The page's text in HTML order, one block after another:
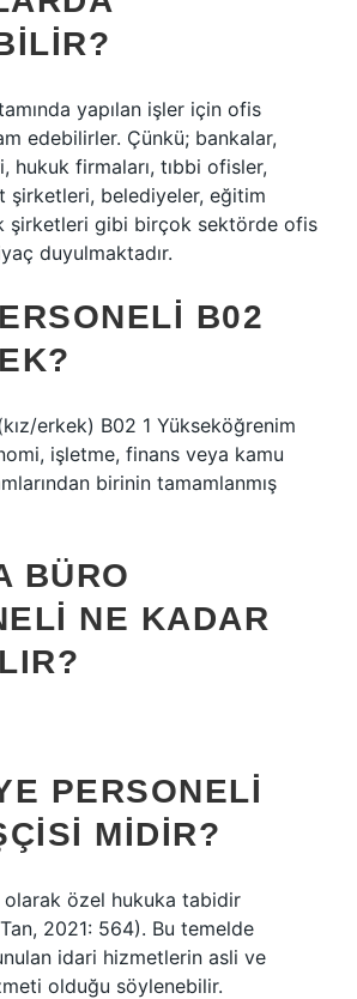
yapılan işler için ofis
edebilirler. Çünkü; bankalar,
hukuk firmaları, tıbbi ofisler,
şirketleri, belediyeler, eğitim
şirketleri gibi birçok sektörde ofis
duyulmaktadır.
B02
erkek) B02 1 Yükseköğrenim
işletme, finans veya kamu
birinin tamamlanmış
BÜRO
NE KADAR
PERSONELI
MIDIR?
özel hukuka tabidir
2021: 564). Bu temelde
idari hizmetlerin asli ve
olduğu söylenebilir.